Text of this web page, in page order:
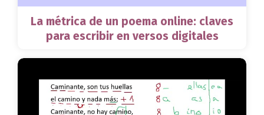
La métrica de un poema online: claves
para escribir en versos digitales